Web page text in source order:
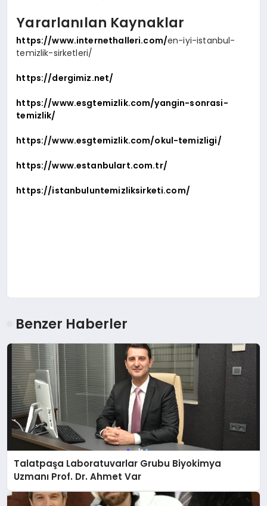
Yararlanılan Kaynaklar
https://www.internethalleri.com/en-iyi-istanbul-
temizlik-sirketleri/
https://dergimiz.net/
https://www.esgtemizlik.com/yangin-sonrasi-
temizlik/
https://www.esgtemizlik.com/okul-temizligi/
https://www.estanbulart.com.tr/
https://istanbuluntemizliksirketi.com/
Benzer Haberler
Talatpaşa Laboratuvarlar Grubu Biyokimya
Uzmanı Prof. Dr. Ahmet Var